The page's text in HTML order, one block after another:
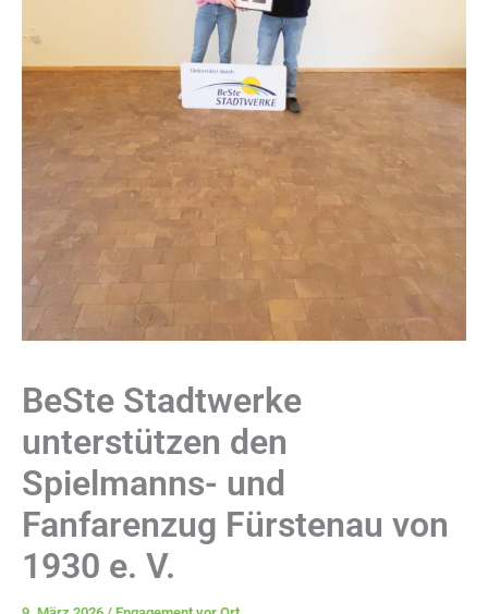
BeSte Stadtwerke
unterstützen den
Spielmanns- und
Fanfarenzug Fürstenau von
1930 e. V.